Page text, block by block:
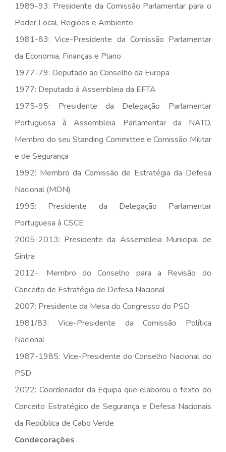
1989-93: Presidente da Comissão Parlamentar para o
Poder Local, Regiões e Ambiente
1981-83: Vice-Presidente da Comissão Parlamentar
da Economia, Finanças e Plano
1977-79: Deputado ao Conselho da Europa
1977: Deputado à Assembleia da EFTA
1975-95: Presidente da Delegação Parlamentar
Portuguesa à Assembleia Parlamentar da NATO.
Membro do seu Standing Committee e Comissão Militar
e de Segurança
1992: Membro da Comissão de Estratégia da Defesa
Nacional (MDN)
1995: Presidente da Delegação Parlamentar
Portuguesa à CSCE
2005-2013: Presidente da Assembleia Municipal de
Sintra
2012-: Membro do Conselho para a Revisão do
Conceito de Estratégia de Defesa Nacional
2007: Presidente da Mesa do Congresso do PSD
1981/83: Vice-Presidente da Comissão Política
Nacional
1987-1985: Vice-Presidente do Conselho Nacional do
PSD
2022: Coordenador da Equipa que elaborou o texto do
Conceito Estratégico de Segurança e Defesa Nacionais
da República de Cabo Verde
Condecorações